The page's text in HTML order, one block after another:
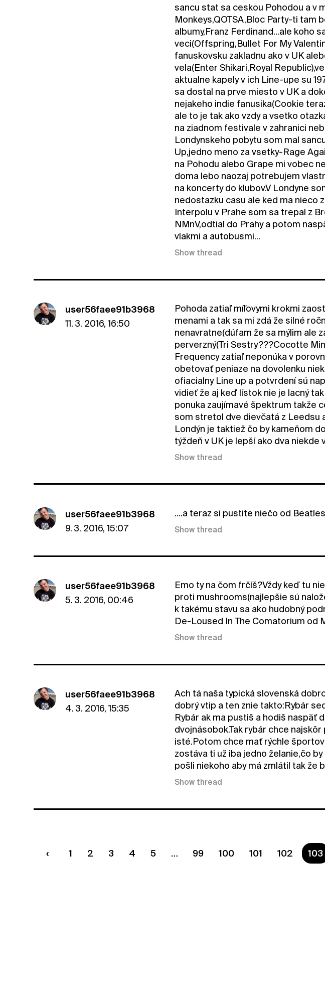
sancu stat sa ceskou Pohodou a v
Monkeys,QOTSA,Bloc Party-ti tam
albumy,Franz Ferdinand...ale koho
veci(Offspring,Bullet For My
fanuskovsku zakladnu ako v UK
vela(Enter Shikari,Royal
aktualne kapely v ich Line-upe su
sa dostal na prve miesto v UK a
nejakeho indie fanusika(Cookie
ale to je tak ako vzdy a vsetko
na ziadnom festivale v zahranici
Londynskeho pobytu som mal
Up,jedno meno za vsetky-Rage
na Pohodu alebo Grape mi vobec
doma lebo naozaj potrebujem
na koncerty do klubov.V Londyne
nedostazku casu ale ked ma nieco
Interpolu v Prahe som sa trepal z
NMnV,odtial do Prahy a potom
vlakmi a autobusmi...
Show thread
user56faee91b3968
11. 3. 2016, 16:50
Pohoda zatiaľ míľovymi krokmi
menami a tak sa mi zdá že silné
nenavratne(dúfam že sa mýlim ale
perverzný(Tri Sestry???Cocotte
Frequency zatiaľ neponúka v
obetovať peniaze na dovolenku
ofiacialny Line up a potvrdení sú
vidieť že aj keď lístok nie je lacný
ponuka zaujímavé špektrum takže
som stretol dve dievčatá z Leedsu
Londýn je taktiež čo by kameňom
týždeň v UK je lepší ako dva niekde
Show thread
user56faee91b3968
9. 3. 2016, 15:07
....a teraz si pustite niečo od
Show thread
user56faee91b3968
5. 3. 2016, 00:46
Emo ty na čom frčíš?Vždy keď tu
proti mushrooms(najlepšie sú
k takému stavu sa ako hudobný
De-Loused In The Comatorium od
Show thread
user56faee91b3968
4. 3. 2016, 15:35
Ach tá naša typická slovenská
dobrý vtip a ten znie takto:Rybár
Rybár ak ma pustiš a hodiš naspäť
dvojnásobok.Tak rybár chce
isté.Potom chce mať rýchle
zostáva ti už iba jedno želanie,čo
pošli niekoho aby má zmlátil tak že
Show thread
1 2 3 4 5 99 100 101 102 103